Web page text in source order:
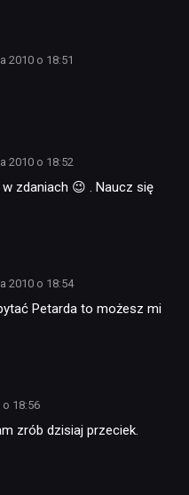
2010 o 18:51
2010 o 18:52
w zdaniach 😉 . Naucz się
2010 o 18:54
Petarda to możesz mi
o 18:56
zrób dzisiaj przeciek.